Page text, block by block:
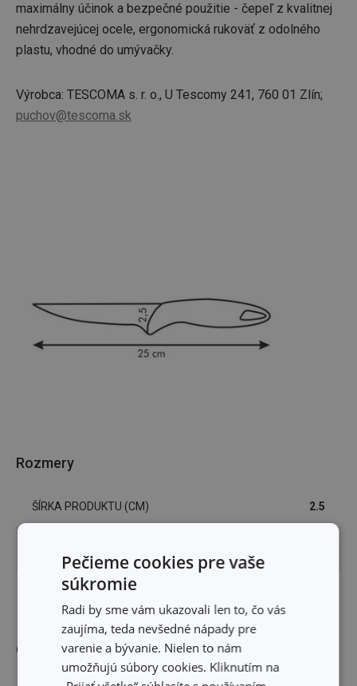
maximálny účinok a bezpečné použitie - čepeľ z kvalitnej
nehrdzavejúcej ocele, ergonomická rukoväť z odolného
plastu, vhodné do umývačky.
Výrobca: TESCOMA s. r. o., U Tescomy 241, 760 01 Zlín;
puchov@tescoma.sk
Rozmery
ŠÍRKA PRODUKTU (CM) 2.5
DĹŽKA ČEPELE (CM)
Ostatné parametre
Pečieme cookies pre vaše
súkromie
Radi by sme vám ukazovali len to, čo vás
zaujíma, teda nevšedné nápady pre
varenie a bývanie. Nielen to nám
umožňujú súbory cookies. Kliknutím na